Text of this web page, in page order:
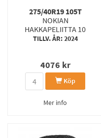
275/40R19 105T
NOKIAN
HAKKAPELIITTA 10
TILLV. ÅR: 2024
4076 kr
Köp
Mer info